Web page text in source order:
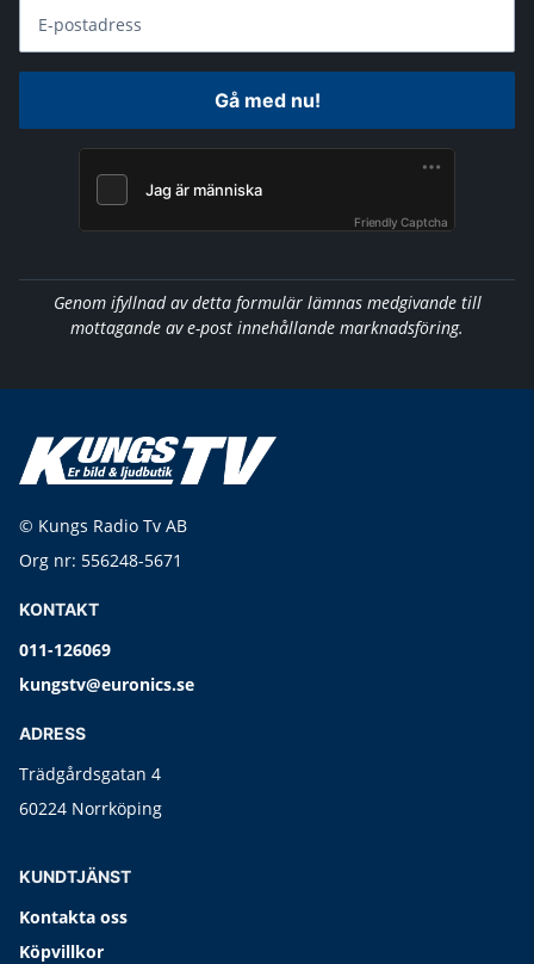
E-postadress
Gå med nu!
Friendly Captcha
Genom ifyllnad av detta formulär lämnas medgivande till
mottagande av e-post innehållande marknadsföring.
© Kungs Radio Tv AB
Org nr: 556248-5671
KONTAKT
011-126069
kungstv@euronics.se
ADRESS
Trädgårdsgatan 4
60224 Norrköping
KUNDTJÄNST
Kontakta oss
Köpvillkor